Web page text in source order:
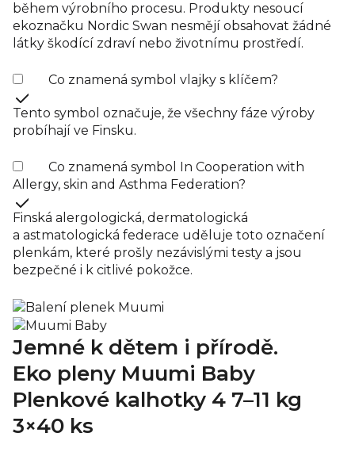
během výrobního procesu. Produkty nesoucí
ekoznačku Nordic Swan nesmějí obsahovat žádné
látky škodící zdraví nebo životnímu prostředí.
Co znamená symbol vlajky s klíčem?
Tento symbol označuje, že všechny fáze výroby
probíhají ve Finsku.
Co znamená symbol In Cooperation with
Allergy, skin and Asthma Federation?
Finská alergologická, dermatologická
a astmatologická federace uděluje toto označení
plenkám, které prošly nezávislými testy a jsou
bezpečné i k citlivé pokožce.
Jemné k dětem i přírodě.
Eko pleny Muumi Baby
Plenkové kalhotky 4 7–11 kg
3×40 ks